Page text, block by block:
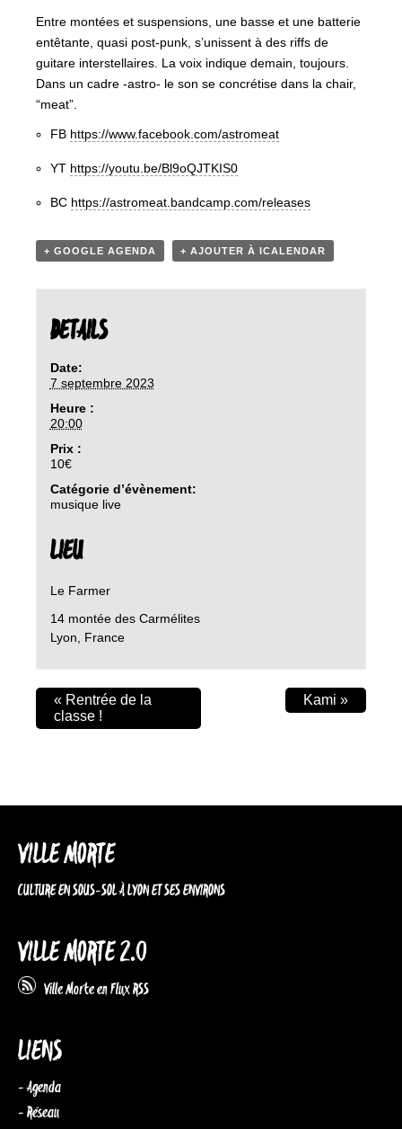
Entre montées et suspensions, une basse et une batterie
entêtante, quasi post-punk, s’unissent à des riffs de
guitare interstellaires. La voix indique demain, toujours.
Dans un cadre -astro- le son se concrétise dans la chair,
“meat”.
FB https://www.facebook.com/astromeat
YT https://youtu.be/Bl9oQJTKIS0
BC https://astromeat.bandcamp.com/releases
+ GOOGLE AGENDA + AJOUTER À ICALENDAR
DETAILS
Date:
7 septembre 2023
Heure :
20:00
Prix :
10€
Catégorie d’évènement:
musique live
LIEU
Le Farmer
14 montée des Carmélites
Lyon
France
« Rentrée de la
classe !
Kami »
VILLE MORTE
CULTURE EN SOUS-SOL À LYON ET SES ENVIRONS
VILLE MORTE 2.0
Ville Morte en Flux RSS
LIENS
- Agenda
- Réseau